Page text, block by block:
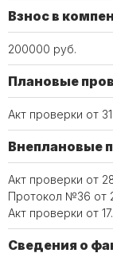
Взнос в
200000 руб.
Плановые
Акт проверки от
Внеплановые
Акт проверки от
Протокол №36 от
Акт проверки от
Сведения о